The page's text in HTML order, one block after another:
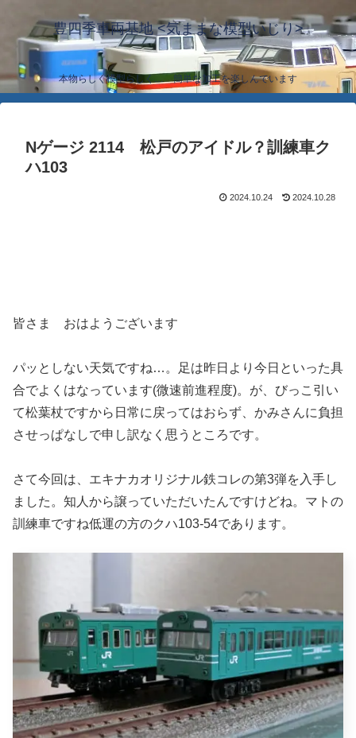
豊四季車両基地 <気ままな模型いじり>
本物らしく模型らしく… 簡単な加工を楽しんでいます
Nゲージ 2114 松戸のアイドル？訓練車ク
ハ103
2024.10.24 2024.10.28
皆さま おはようございます
パッとしない天気ですね…。足は昨日より今日といった具
合でよくはなっています(微速前進程度)。が、びっこ引い
て松葉杖ですから日常に戻ってはおらず、かみさんに負担
させっぱなしで申し訳なく思うところです。
さて今回は、エキナカオリジナル鉄コレの第3弾を入手し
ました。知人から譲っていただいたんですけどね。マトの
訓練車ですね低運の方のクハ103-54であります。